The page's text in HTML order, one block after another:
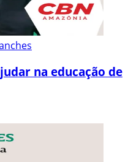
na educação de